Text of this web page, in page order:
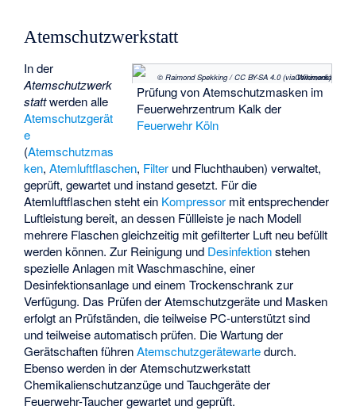
Atemschutzwerkstatt
© Raimond Spekking / CC BY-SA 4.0 (via Wikimedia Commons)
Prüfung von Atemschutzmasken im
Feuerwehrzentrum Kalk der
Feuerwehr Köln
In der
Atemschutzwerk
stattwerden alle
Atemschutzgerät
e
(Atemschutzmas
ken,Atemluftflaschen, Filter und Fluchthauben) verwaltet,
geprüft, gewartet und instand gesetzt. Für die
Atemluftflaschen steht ein Kompressor mit entsprechender
Luftleistung bereit, an dessen Füllleiste je nach Modell
mehrere Flaschen gleichzeitig mit gefilterter Luft neu befüllt
werden können. Zur Reinigung und Desinfektionstehen
spezielle Anlagen mit Waschmaschine, einer
Desinfektionsanlage und einem Trockenschrank zur
Verfügung. Das Prüfen der Atemschutzgeräte und Masken
erfolgt an Prüfständen, die teilweise PC-unterstützt sind
und teilweise automatisch prüfen. Die Wartung der
Gerätschaften führenAtemschutzgerätewartedurch.
Ebenso werden in der Atemschutzwerkstatt
Chemikalienschutzanzüge und Tauchgeräte der
Feuerwehr-Taucher gewartet und geprüft.